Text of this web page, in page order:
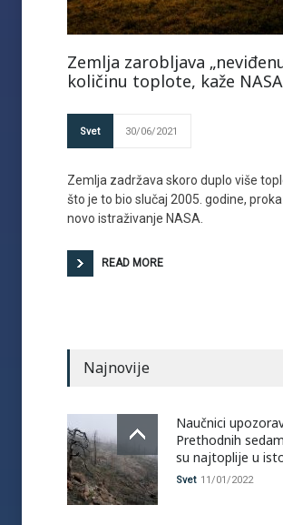
Zemlja zarobljava
količinu toplote, kaže NASA
Svet 30/06/2021
Zemlja zadržava skoro duplo više
što je to bio slučaj 2005. godine,
novo istraživanje NASA.
READ MORE
Najnovije
Naučnici
Prethodnih
su najtoplije u
Svet 11/01/2022